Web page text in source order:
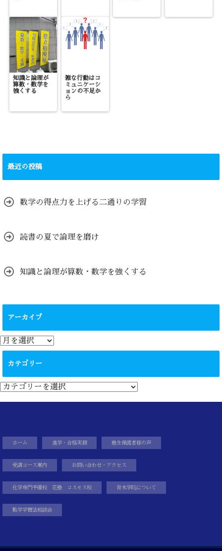
知識と論理が
算数・数学を
強くする
雑な行動はコ
ミュニケーシ
ョンの不足か
ら
最近の投稿
数学の得点力を上げる二通りの学習
読書の夏で論理を磨け
知識と論理が算数・数学を強くする
アーカイブ
ア
ー
カテゴリー
カ
テ
ゴ
ホーム 進学・合格実績 塾生保護者様の声
受講コース案内 お問い合わせ・アクセス
化学専門予備校 花塾 コスモス校 青木学院について
数学学習法相談会